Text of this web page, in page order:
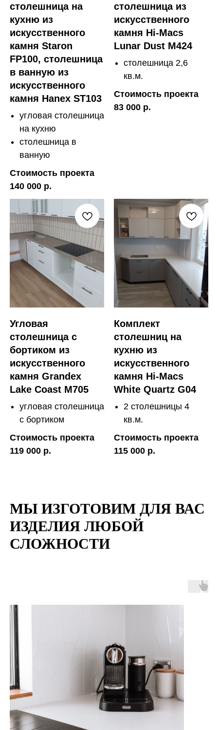
столешница на
кухню из
искусственного
камня Staron
FP100, столешница
в ванную из
искусственного
камня Hanex ST103
угловая столешница
на кухню
столешница в
ванную
Стоимость проекта
140 000 р.
столешница из
искусственного
камня Hi-Macs
Lunar Dust M424
столешница 2,6
кв.м.
Стоимость проекта
83 000 р.
Угловая
столешница с
бортиком из
искусственного
камня Grandex
Lake Coast M705
угловая столешница
с бортиком
Стоимость проекта
119 000 р.
Комплект
столешниц на
кухню из
искусственного
камня Hi-Macs
White Quartz G04
2 столешницы 4
кв.м.
Стоимость проекта
115 000 р.
МЫ ИЗГОТОВИМ ДЛЯ ВАС
ИЗДЕЛИЯ ЛЮБОЙ
СЛОЖНОСТИ